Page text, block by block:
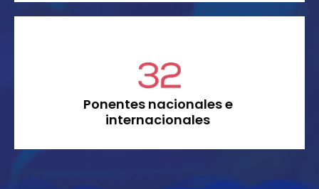
Ponentes nacionales e
internacionales